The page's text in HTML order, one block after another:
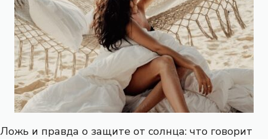
Ложь и правда о защите от солнца: что говорит